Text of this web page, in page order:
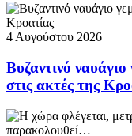
4 Αυγούστου 2026
Βυζαντινό
στις ακτές της